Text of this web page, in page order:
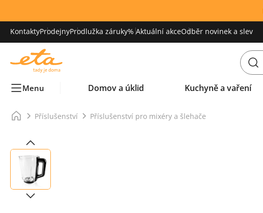
KontaktyProdejnyProdlužka záruky% Aktuální akceOdběr novinek a slev
Menu Domov a úklid Kuchyně a vaření
Příslušenství Příslušenství pro mixéry a šlehače